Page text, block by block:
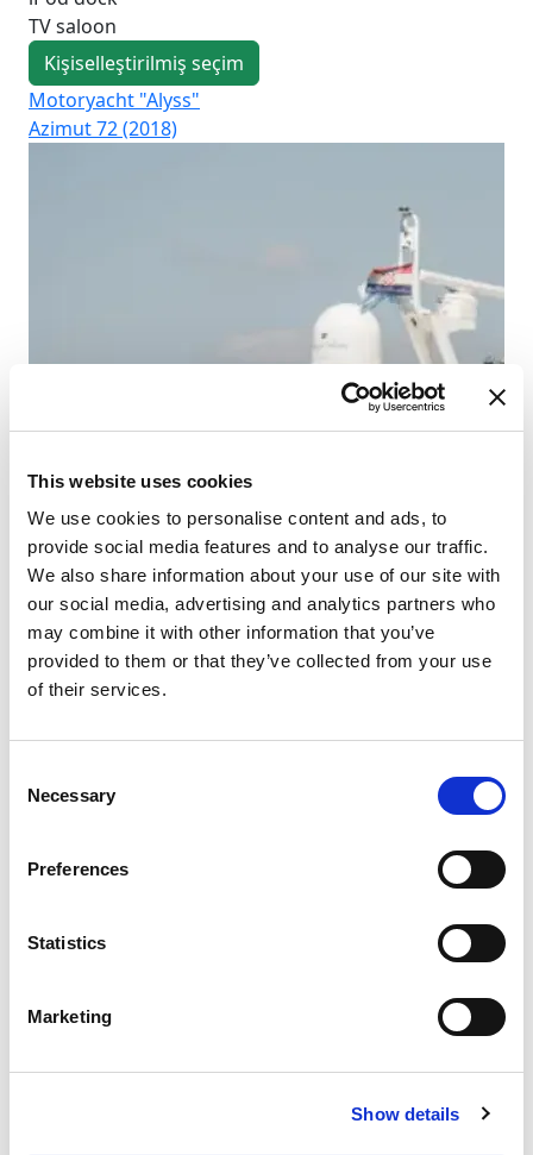
This website uses cookies
We use cookies to personalise content and ads, to
provide social media features and to analyse our traffic.
We also share information about your use of our site with
our social media, advertising and analytics partners who
may combine it with other information that you’ve
provided to them or that they’ve collected from your use
of their services.
Selection
Necessary
Preferences
Statistics
Marketing
Show details
TV saloon
Kişiselleştirilmiş seçim
Motoryacht "Alyss"
Azimut 72 (2018)